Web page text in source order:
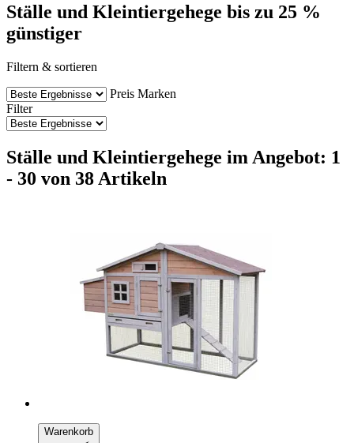
Ställe und Kleintiergehege bis zu 25 %
günstiger
Filtern & sortieren
Preis Marken
Filter
Ställe und Kleintiergehege im Angebot: 1
- 30 von 38 Artikeln
Warenkorb